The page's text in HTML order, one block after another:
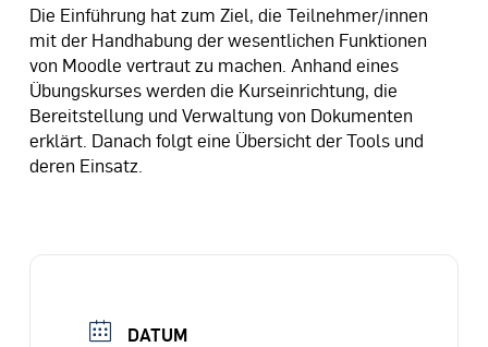
Die Einführung hat zum Ziel, die Teilnehmer/innen
mit der Handhabung der wesentlichen Funktionen
von Moodle vertraut zu machen. Anhand eines
Übungskurses werden die Kurseinrichtung, die
Bereitstellung und Verwaltung von Dokumenten
erklärt. Danach folgt eine Übersicht der Tools und
deren Einsatz.
DATUM